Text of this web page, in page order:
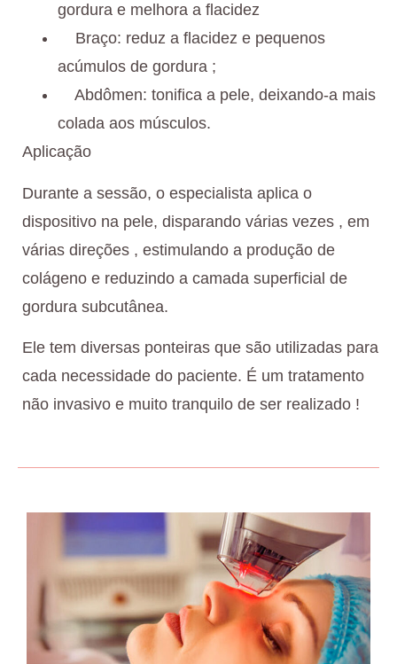
gordura e melhora a flacidez
Braço: reduz a flacidez e pequenos
acúmulos de gordura ;
Abdômen: tonifica a pele, deixando-a mais
colada aos músculos.
Aplicação
Durante a sessão, o especialista aplica o
dispositivo na pele, disparando várias vezes , em
várias direções , estimulando a produção de
colágeno e reduzindo a camada superficial de
gordura subcutânea.
Ele tem diversas ponteiras que são utilizadas para
cada necessidade do paciente. É um tratamento
não invasivo e muito tranquilo de ser realizado !